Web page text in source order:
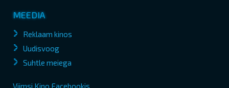
MEEDIA
Reklaam kinos
Uudisvoog
Suhtle meiega